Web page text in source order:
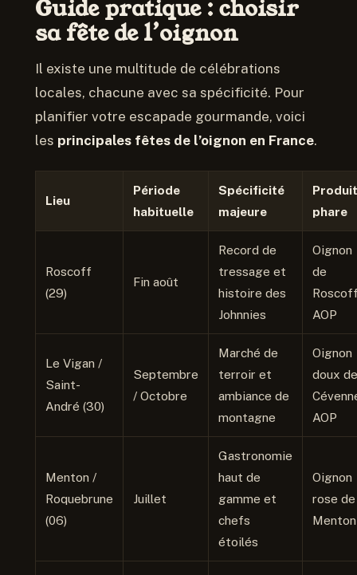
Guide pratique : choisir
sa fête de l’oignon
Il existe une multitude de célébrations
locales, chacune avec sa spécificité. Pour
planifier votre escapade gourmande, voici
les principales fêtes de l’oignon en France.
Lieu
Période
habituelle
Spécificité
majeure
Produit
phare
Roscoff
(29)
Fin août
Record de
tressage et
histoire des
Johnnies
Oignon
de
AOP
Le Vigan /
Saint-
André (30)
Septembre
/ Octobre
Marché de
terroir et
ambiance de
montagne
Oignon
doux
AOP
Menton /
Roquebrune
(06)
Juillet
Gastronomie
haut de
gamme et
chefs
étoilés
Oignon
rose de
Menton